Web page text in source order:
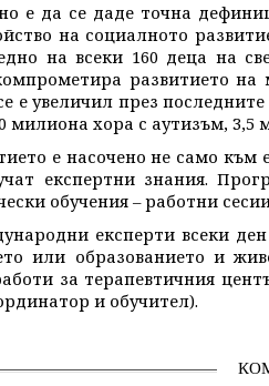
е да се даде точна
на социалното
на всеки 160 деца на
развитието
е увеличил през
милиона хора с аутизъм, 3,5
е насочено не само
експертни знания.
обучения – работни
експерти всеки
или образованието и
за терапевтичния
и обучител).